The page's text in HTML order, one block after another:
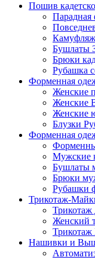
Пошив
Парадная
Бушлаты
Брюки
Рубашка
Форменная
Женские
Женские
Женские
Блузки
Форменная
Мужские
Бушлаты
Брюки
Рубашки
Трикотаж-
Трикотаж
Женский
Нашивки и